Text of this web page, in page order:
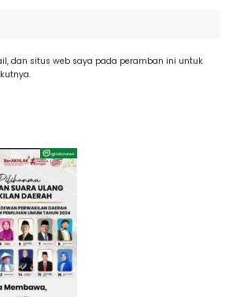
dan situs web saya pada peramban ini untuk